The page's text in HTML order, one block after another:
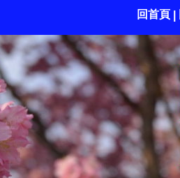
回首頁|